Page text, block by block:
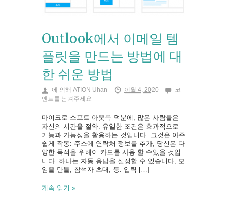
Outlook에서 이메일 템
플릿을 만드는 방법에 대
한 쉬운 방법
에 의해 ATION Uhan 이월 4, 2020
코
멘트를 남겨주세요
마이크로 소프트 아웃룩 덕분에, 많은 사람들은
자신의 시간을 절약. 유일한 조건은 효과적으로
기능과 가능성을 활용하는 것입니다. 그것은 아주
쉽게 작동: 주소에 연락처 정보를 추가, 당신은 다
양한 목적을 위해이 카드를 사용 할 수있을 것입
니다. 하나는 자동 응답을 설정할 수 있습니다, 모
임을 만들, 참석자 초대, 등. 입력 […]
계속 읽기 »